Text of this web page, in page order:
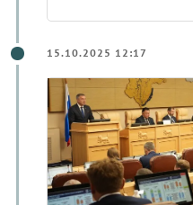
15.10.2025 12:17